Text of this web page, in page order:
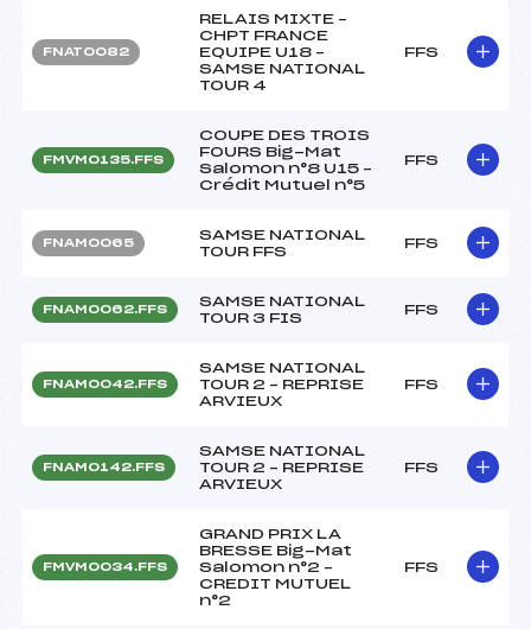
FNAT0082
RELAIS MIXTE –
CHPT FRANCE
EQUIPE U18 –
SAMSE NATIONAL
TOUR 4
FFS
FMVM0135.FFS
COUPE DES TROIS
FOURS Big-Mat
Salomon n°8 U15 –
Crédit Mutuel n°5
FFS
FNAM0065
SAMSE NATIONAL
TOUR FFS
FFS
FNAM0062.FFS
SAMSE NATIONAL
TOUR 3 FIS
FFS
FNAM0042.FFS
SAMSE NATIONAL
TOUR 2 – REPRISE
ARVIEUX
FFS
FNAM0142.FFS
SAMSE NATIONAL
TOUR 2 – REPRISE
ARVIEUX
FFS
FMVM0034.FFS
GRAND PRIX LA
BRESSE Big-Mat
Salomon n°2 –
CREDIT MUTUEL
n°2
FFS